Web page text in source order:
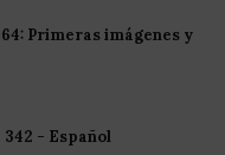
Primeras imágenes y
- Español